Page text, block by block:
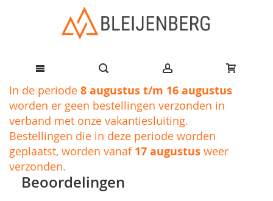
Ga
de
inhoud
In de periode 8 augustus t/m 16 augustus
worden er geen bestellingen verzonden in
verband met onze vakantiesluiting.
Bestellingen die in deze periode worden
geplaatst, worden vanaf 17 augustus weer
verzonden.
Beoordelingen